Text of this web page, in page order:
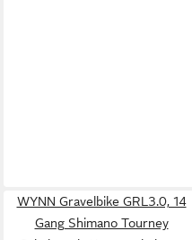
WYNN Gravelbike GRL3.0, 14
Gang Shimano Tourney